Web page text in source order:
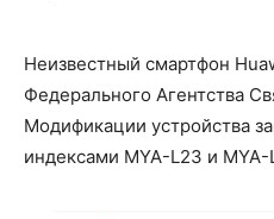
Неизвестный смартфон
Федерального Агентства
Модификации устройства
индексами MYA-L23 и MYA-